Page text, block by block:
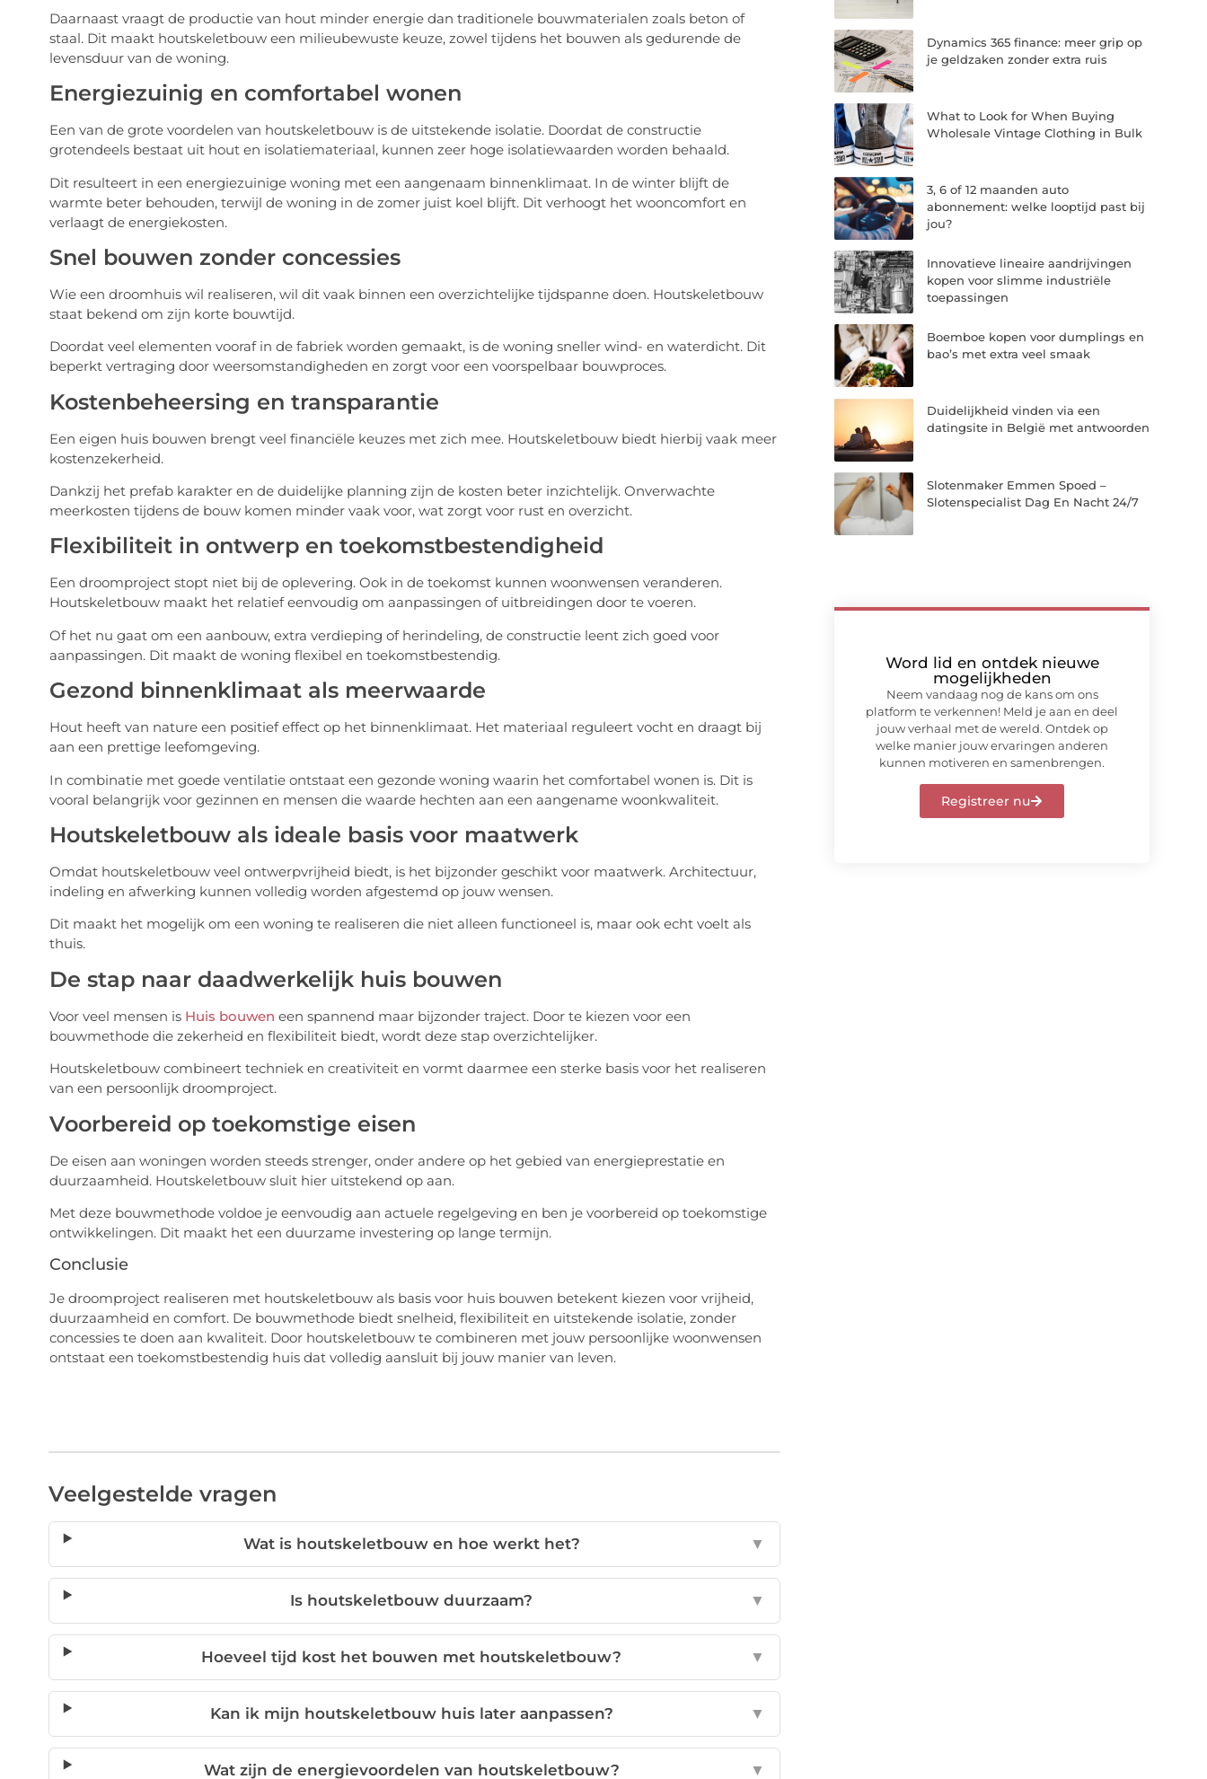
Daarnaast vraagt de productie van hout minder energie dan traditionele bouwmaterialen zoals beton of
staal. Dit maakt houtskeletbouw een milieubewuste keuze, zowel tijdens het bouwen als gedurende de
levensduur van de woning.
Energiezuinig en comfortabel wonen
Een van de grote voordelen van houtskeletbouw is de uitstekende isolatie. Doordat de constructie
grotendeels bestaat uit hout en isolatiemateriaal, kunnen zeer hoge isolatiewaarden worden behaald.
Dit resulteert in een energiezuinige woning met een aangenaam binnenklimaat. In de winter blijft de
warmte beter behouden, terwijl de woning in de zomer juist koel blijft. Dit verhoogt het wooncomfort en
verlaagt de energiekosten.
Snel bouwen zonder concessies
Wie een droomhuis wil realiseren, wil dit vaak binnen een overzichtelijke tijdspanne doen. Houtskeletbouw
staat bekend om zijn korte bouwtijd.
Doordat veel elementen vooraf in de fabriek worden gemaakt, is de woning sneller wind- en waterdicht. Dit
beperkt vertraging door weersomstandigheden en zorgt voor een voorspelbaar bouwproces.
Kostenbeheersing en transparantie
Een eigen huis bouwen brengt veel financiële keuzes met zich mee. Houtskeletbouw biedt hierbij vaak meer
kostenzekerheid.
Dankzij het prefab karakter en de duidelijke planning zijn de kosten beter inzichtelijk. Onverwachte
meerkosten tijdens de bouw komen minder vaak voor, wat zorgt voor rust en overzicht.
Flexibiliteit in ontwerp en toekomstbestendigheid
Een droomproject stopt niet bij de oplevering. Ook in de toekomst kunnen woonwensen veranderen.
Houtskeletbouw maakt het relatief eenvoudig om aanpassingen of uitbreidingen door te voeren.
Of het nu gaat om een aanbouw, extra verdieping of herindeling, de constructie leent zich goed voor
aanpassingen. Dit maakt de woning flexibel en toekomstbestendig.
Gezond binnenklimaat als meerwaarde
Hout heeft van nature een positief effect op het binnenklimaat. Het materiaal reguleert vocht en draagt bij
aan een prettige leefomgeving.
In combinatie met goede ventilatie ontstaat een gezonde woning waarin het comfortabel wonen is. Dit is
vooral belangrijk voor gezinnen en mensen die waarde hechten aan een aangename woonkwaliteit.
Houtskeletbouw als ideale basis voor maatwerk
Omdat houtskeletbouw veel ontwerpvrijheid biedt, is het bijzonder geschikt voor maatwerk. Architectuur,
indeling en afwerking kunnen volledig worden afgestemd op jouw wensen.
Dit maakt het mogelijk om een woning te realiseren die niet alleen functioneel is, maar ook echt voelt als
thuis.
De stap naar daadwerkelijk huis bouwen
Voor veel mensen isHuis bouwen een spannend maar bijzonder traject. Door te kiezen voor een
bouwmethode die zekerheid en flexibiliteit biedt, wordt deze stap overzichtelijker.
Houtskeletbouw combineert techniek en creativiteit en vormt daarmee een sterke basis voor het realiseren
van een persoonlijk droomproject.
Voorbereid op toekomstige eisen
De eisen aan woningen worden steeds strenger, onder andere op het gebied van energieprestatie en
duurzaamheid. Houtskeletbouw sluit hier uitstekend op aan.
Met deze bouwmethode voldoe je eenvoudig aan actuele regelgeving en ben je voorbereid op toekomstige
ontwikkelingen. Dit maakt het een duurzame investering op lange termijn.
Conclusie
Je droomproject realiseren met houtskeletbouw als basis voor huis bouwen betekent kiezen voor vrijheid,
duurzaamheid en comfort. De bouwmethode biedt snelheid, flexibiliteit en uitstekende isolatie, zonder
concessies te doen aan kwaliteit. Door houtskeletbouw te combineren met jouw persoonlijke woonwensen
ontstaat een toekomstbestendig huis dat volledig aansluit bij jouw manier van leven.
Veelgestelde vragen
Wat is houtskeletbouw en hoe werkt het? ▼
Is houtskeletbouw duurzaam? ▼
Hoeveel tijd kost het bouwen met houtskeletbouw? ▼
Kan ik mijn houtskeletbouw huis later aanpassen? ▼
Wat zijn de energievoordelen van houtskeletbouw? ▼
Dynamics 365 finance: meer grip op
je geldzaken zonder extra ruis
What to Look for When Buying
Wholesale Vintage Clothing in Bulk
3, 6 of 12 maanden auto
abonnement: welke looptijd past bij
jou?
Innovatieve lineaire aandrijvingen
kopen voor slimme industriële
toepassingen
Boemboe kopen voor dumplings en
bao’s met extra veel smaak
Duidelijkheid vinden via een
datingsite in België met antwoorden
Slotenmaker Emmen Spoed –
Slotenspecialist Dag En Nacht 24/7
Word lid en ontdek nieuwe
mogelijkheden
Neem vandaag nog de kans om ons
platform te verkennen! Meld je aan en deel
jouw verhaal met de wereld. Ontdek op
welke manier jouw ervaringen anderen
kunnen motiveren en samenbrengen.
Registreer nu